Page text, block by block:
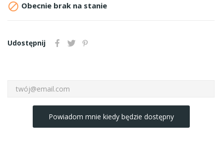
 Obecnie brak na stanie
Udostępnij
Powiadom mnie kiedy będzie dostępny